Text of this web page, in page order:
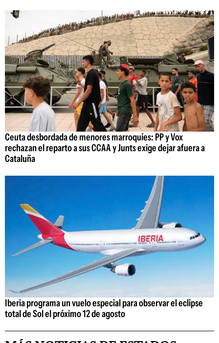
Ceuta desbordada de menores marroquíes: PP y Vox
rechazan el reparto a sus CCAA y Junts exige dejar afuera a
Cataluña
Iberia programa un vuelo especial para observar el eclipse
total de Sol el próximo 12 de agosto